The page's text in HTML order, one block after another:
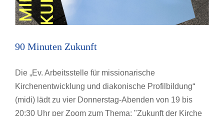
90 Minuten Zukunft
Die „Ev. Arbeitsstelle für missionarische
Kirchenentwicklung und diakonische Profilbildung“
(midi) lädt zu vier Donnerstag-Abenden von 19 bis
20:30 Uhr per Zoom zum Thema: "Zukunft der Kirche